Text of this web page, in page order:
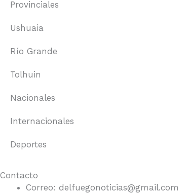
m
Provinciales
Ushuaia
Río Grande
Tolhuin
Nacionales
Internacionales
Deportes
Contacto
Correo: delfuegonoticias@gmail.com